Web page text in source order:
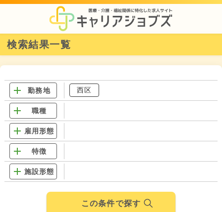
検索結果一覧
勤務地 西区
職種
雇用形態
特徴
施設形態
この条件で探す